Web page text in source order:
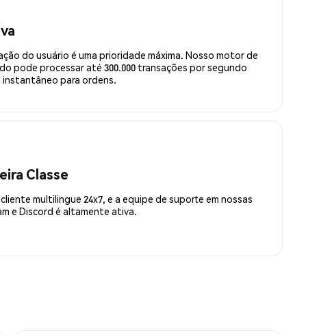
do usuário é uma prioridade máxima. Nosso motor de
pode processar até 300.000 transações por segundo
para ordens.
Classe
multilingue 24x7, e a equipe de suporte em nossas
e Discord é altamente ativa.